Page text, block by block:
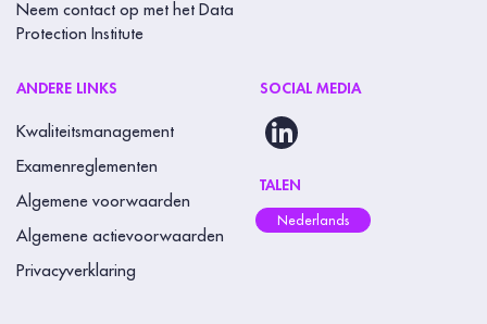
Neem contact op met het Data
Protection Institute
ANDERE LINKS
Kwaliteitsmanagement
Examenreglementen
Algemene voorwaarden
Algemene actievoorwaarden
Privacyverklaring
SOCIAL MEDIA
TALEN
Nederlands